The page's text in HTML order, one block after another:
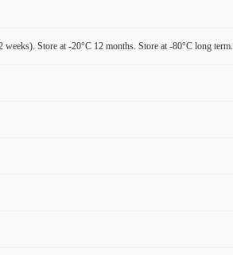
Store at -20°C 12 months. Store at -80°C long term.